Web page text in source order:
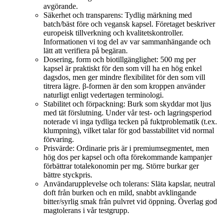
avgörande.
Säkerhet och transparens: Tydlig märkning med
batch/bäst före och vegansk kapsel. Företaget beskriver
europeisk tillverkning och kvalitetskontroller.
Informationen vi tog del av var sammanhängande och
lätt att verifiera på begäran.
Dosering, form och biotillgänglighet: 500 mg per
kapsel är praktiskt för den som vill ha en hög enkel
dagsdos, men ger mindre flexibilitet för den som vill
titrera lägre. β‑formen är den som kroppen använder
naturligt enligt vedertagen terminologi.
Stabilitet och förpackning: Burk som skyddar mot ljus
med tät förslutning. Under vår test- och lagringsperiod
noterade vi inga tydliga tecken på fuktproblematik (t.ex.
klumpning), vilket talar för god basstabilitet vid normal
förvaring.
Prisvärde: Ordinarie pris är i premiumsegmentet, men
hög dos per kapsel och ofta förekommande kampanjer
förbättrar totalekonomin per mg. Större burkar ger
bättre styckpris.
Användarupplevelse och tolerans: Släta kapslar, neutral
doft från burken och en mild, snabbt avklingande
bitter/syrlig smak från pulvret vid öppning. Överlag god
magtolerans i vår testgrupp.